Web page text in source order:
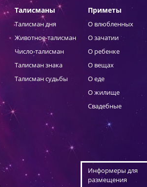
Талисманы
Талисман дня
Животное-талисман
Число-талисман
Талисман знака
Талисман судьбы
Приметы
О влюбленных
О зачатии
О ребенке
О вещах
О еде
О жилище
Свадебные
Информеры для
размещения